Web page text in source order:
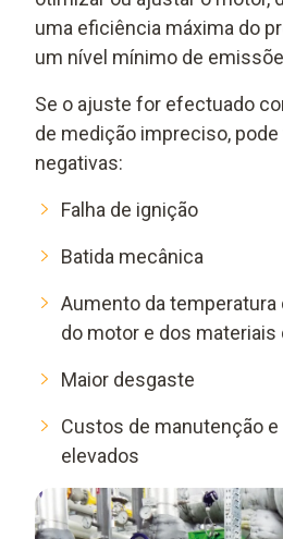
uma eficiência máxima do
um nível mínimo de
Se o ajuste for efectuado
de medição impreciso,
negativas:
Falha de ignição
Batida mecânica
Aumento da
do motor e dos
Maior desgaste
Custos de manutenção
elevados